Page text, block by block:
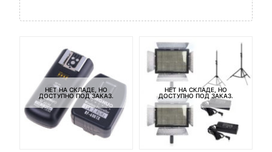
НЕТ НА СКЛАДЕ, НО
ДОСТУПНО ПОД ЗАКАЗ.
НЕТ НА СКЛАДЕ, НО
ДОСТУПНО ПОД ЗАКАЗ.